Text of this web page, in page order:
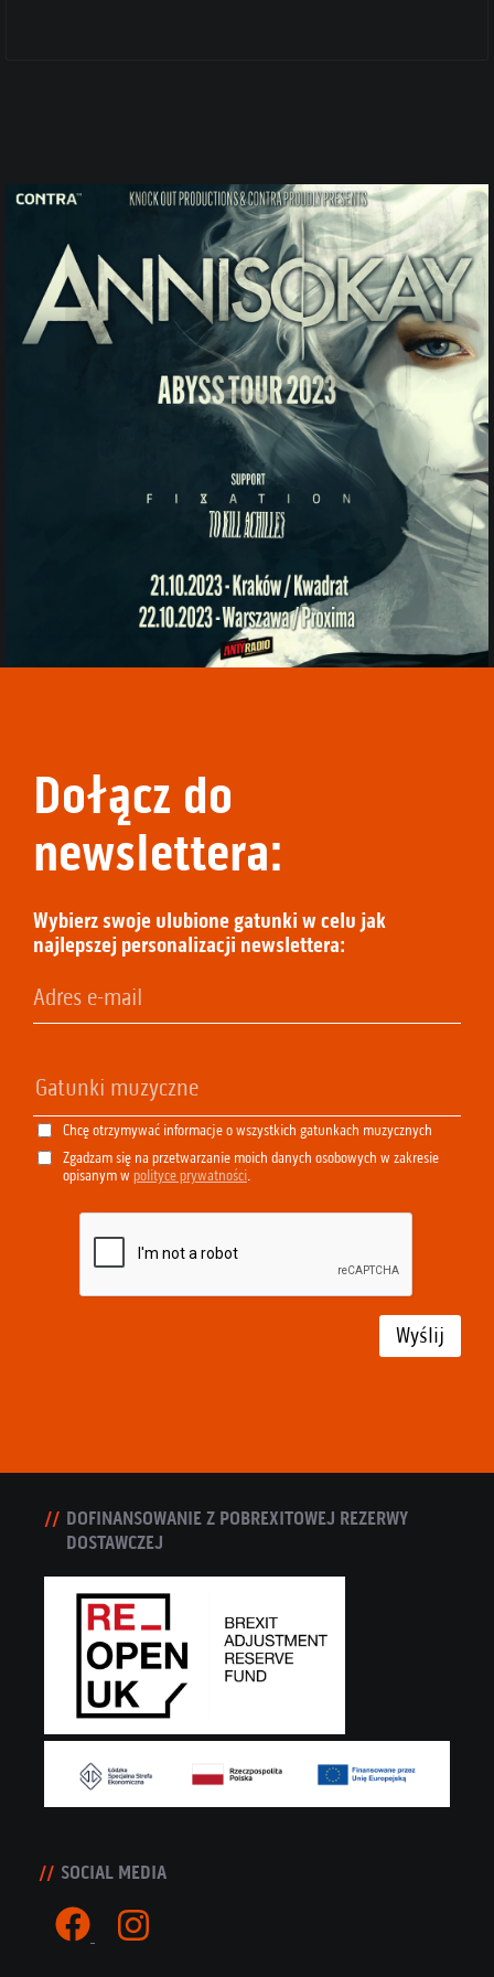
Dołącz do
newslettera:
Wybierz swoje ulubione gatunki w celu jak
najlepszej personalizacji newslettera:
Chcę otrzymywać informacje o wszystkich gatunkach muzycznych
Zgadzam się na przetwarzanie moich danych osobowych w zakresie
opisanym w polityce prywatności.
Wyślij
DOFINANSOWANIE Z POBREXITOWEJ REZERWY
DOSTAWCZEJ
SOCIAL MEDIA